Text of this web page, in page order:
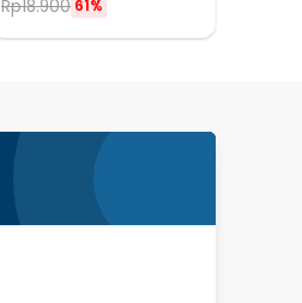
Rp18.900 61%